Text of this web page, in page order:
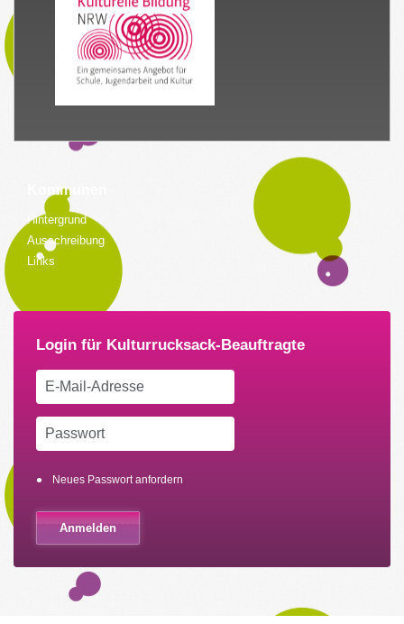
Kommunen
Hintergrund
Ausschreibung
Links
Neues Passwort anfordern